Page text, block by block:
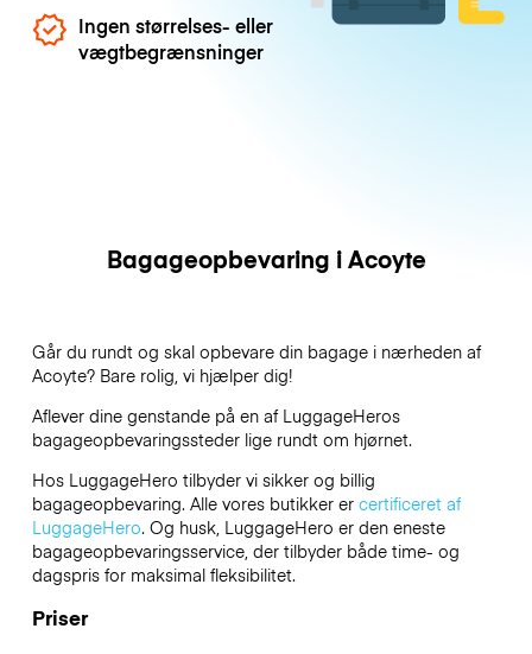
Ingen størrelses- eller
vægtbegrænsninger
Bagageopbevaring i Acoyte
Går du rundt og skal opbevare din bagage i nærheden af
Acoyte? Bare rolig, vi hjælper dig!
Aflever dine genstande på en af LuggageHeros
bagageopbevaringssteder lige rundt om hjørnet.
Hos LuggageHero tilbyder vi sikker og billig
bagageopbevaring. Alle vores butikker er certificeret af
LuggageHero. Og husk, LuggageHero er den eneste
bagageopbevaringsservice, der tilbyder både time- og
dagspris for maksimal fleksibilitet.
Priser